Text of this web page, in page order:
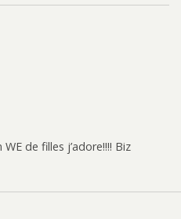
de filles j’adore!!!! Biz